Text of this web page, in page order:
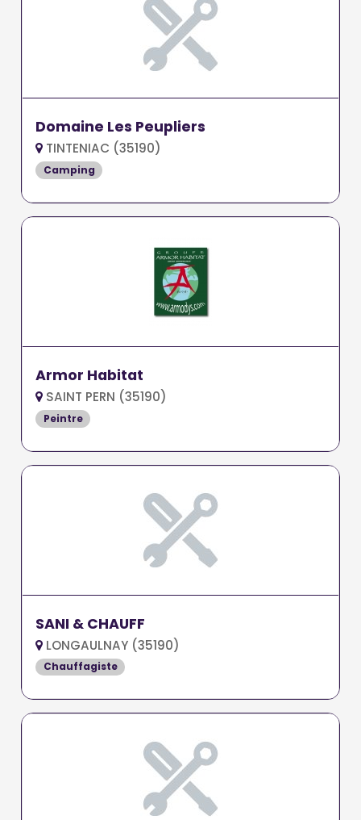
Domaine Les Peupliers
TINTENIAC (35190)
Camping
Armor Habitat
SAINT PERN (35190)
Peintre
SANI & CHAUFF
LONGAULNAY (35190)
Chauffagiste